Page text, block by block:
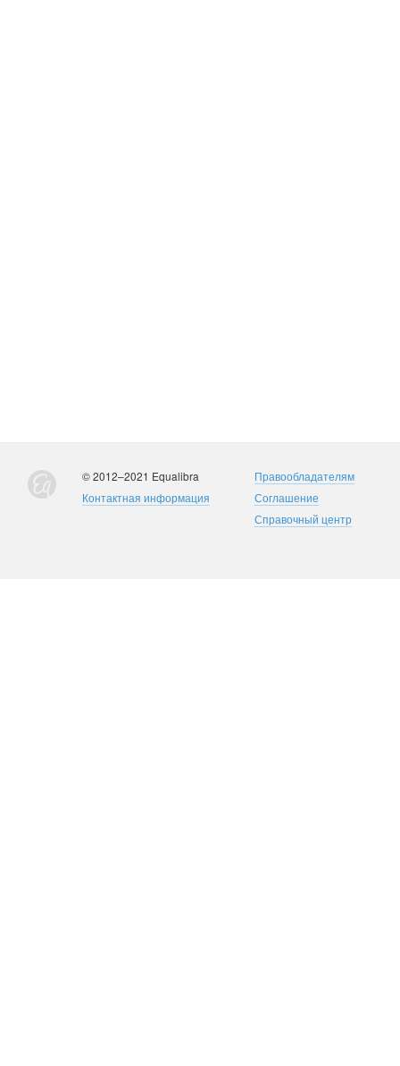
© 2012–2021 Equalibra
Контактная информация
Правообладателям
Соглашение
Справочный центр